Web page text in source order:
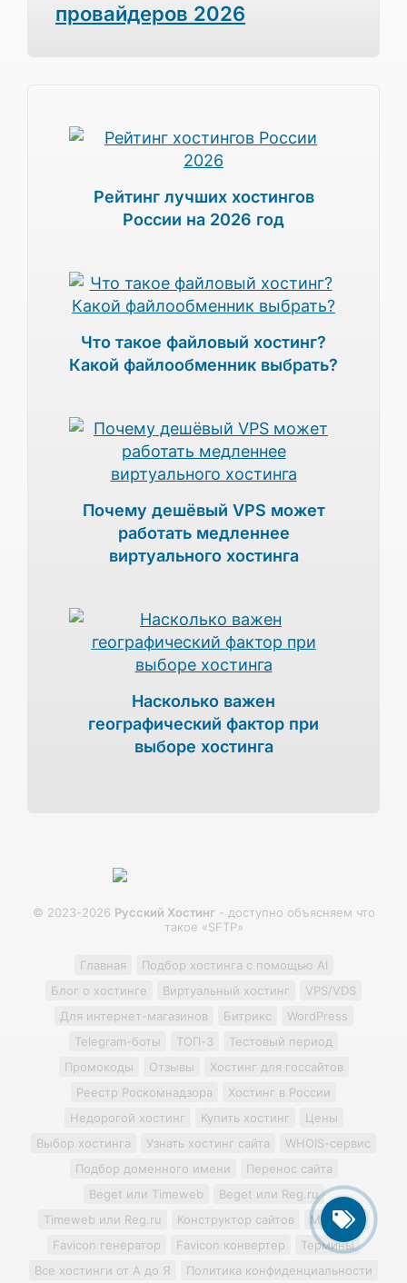
провайдеров 2026
Рейтинг лучших хостингов
России на 2026 год
Что такое файловый хостинг?
Какой файлообменник выбрать?
Почему дешёвый VPS может
работать медленнее
виртуального хостинга
Насколько важен
географический фактор при
выборе хостинга
© 2023-2026 Русский Хостинг- доступно объясняем что
такое «SFTP»
Главная
Подбор хостинга с помощью AI
Блог о хостинге
Виртуальный хостинг
VPS/VDS
Для интернет-магазинов
Битрикс
WordPress
Telegram-боты
ТОП-3
Тестовый период
Промокоды
Отзывы
Хостинг для госсайтов
Реестр Роскомнадзора
Хостинг в России
Недорогой хостинг
Купить хостинг
Цены
Выбор хостинга
Узнать хостинг сайта
WHOIS-сервис
Подбор доменного имени
Перенос сайта
Beget или Timeweb
Beget или Reg.ru
Timeweb или Reg.ru
Конструктор сайтов
Minecraft
Favicon генератор
Favicon конвертер
Термины
Все хостинги от А до Я
Политика конфиденциальности